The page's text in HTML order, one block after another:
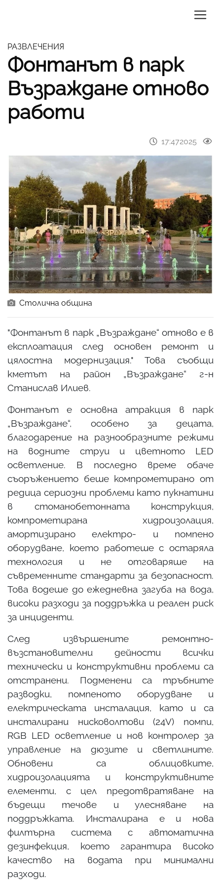
РАЗВЛЕЧЕНИЯ
Фонтанът в парк
Възраждане отново
работи
17:472025
Столична община
"Фонтанът в парк „Възраждане“ отново е в
експлоатация след основен ремонт и
цялостна модернизация." Това съобщи
кметът на район „Възраждане“ г-н
Станислав Илиев.
Фонтанът е основна атракция в парк
„Възраждане“, особено за децата,
благодарение на разнообразните режими
на водните струи и цветното LED
осветление. В последно време обаче
съоръжението беше компрометирано от
редица сериозни проблеми като пукнатини
в стоманобетонната конструкция,
компрометирана хидроизолация,
амортизирано електро- и помпено
оборудване, което работеше с остаряла
технология и не отговаряше на
съвременните стандарти за безопасност.
Това водеше до ежедневна загуба на вода,
високи разходи за поддръжка и реален риск
за инциденти.
След извършените ремонтно-
възстановителни дейности всички
технически и конструктивни проблеми са
отстранени. Подменени са тръбните
разводки, помпеното оборудване и
електрическата инсталация, като и са
инсталирани нисковолтови (24V) помпи,
RGB LED осветление и нов контролер за
управление на дюзите и светлините.
Обновени са облицовките,
хидроизолацията и конструктивните
елементи, с цел предотвратяване на
бъдещи течове и улесняване на
поддръжката. Инсталирана е и нова
филтърна система с автоматична
дезинфекция, което гарантира високо
качество на водата при минимални
разходи.